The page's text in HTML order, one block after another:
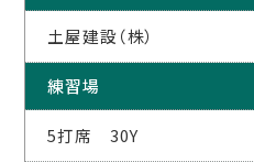
土屋建設（株）
練習場
5打席 30Y